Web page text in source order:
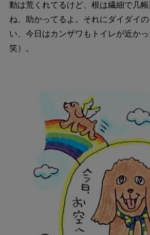
動は荒くれてるけど、根は繊細で几
ね、助かってるよ。それにダイダイ
い、今日はカンザワもトイレが近か
笑）。